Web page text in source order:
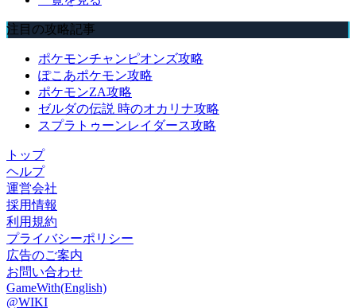
注目の攻略記事
ポケモンチャンピオンズ攻略
ぽこあポケモン攻略
ポケモンZA攻略
ゼルダの伝説 時のオカリナ攻略
スプラトゥーンレイダース攻略
トップ
ヘルプ
運営会社
採用情報
利用規約
プライバシーポリシー
広告のご案内
お問い合わせ
GameWith(English)
@WIKI